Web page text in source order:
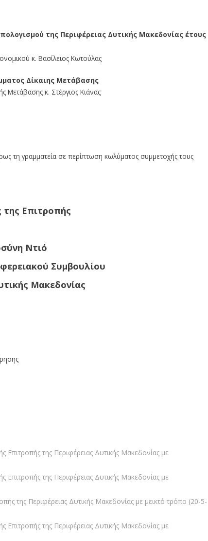
της Περιφέρειας Δυτικής Μακεδονίας έτους
κ. Βασίλειος Κωτούλας
Δίκαιης Μετάβασης
Μετάβασης κ. Στέργιος Κιάνας
τη γραμματεία σε περίπτωση κωλύματος συμμετοχής τους
Επιτροπής
Ντιό
Συμβουλίου
Μακεδονίας
της Περιφέρειας Δυτικής Μακεδονίας με
της Περιφέρειας Δυτικής Μακεδονίας με
της Περιφέρειας Δυτικής Μακεδονίας με μεικτό τρόπο (20-5-
της Περιφέρειας Δυτικής Μακεδονίας με